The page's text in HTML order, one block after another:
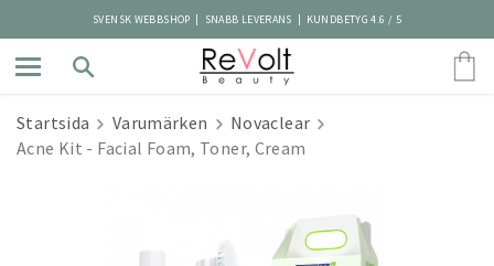
SVENSK WEBBSHOP | SNABB LEVERANS | KUNDBETYG 4.6 / 5
Startsida Varumärken
Novaclear
Acne Kit - Facial Foam, Toner, Cream